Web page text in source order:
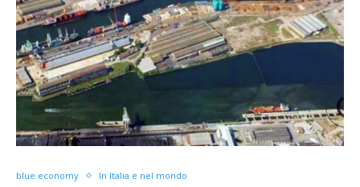
blue economy In Italia e nel mondo